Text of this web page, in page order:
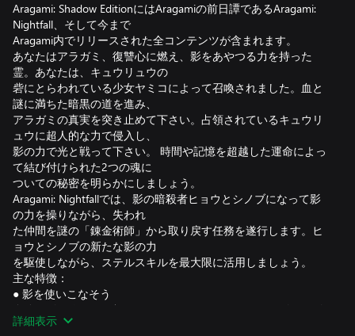
Aragami: Shadow EditionにはAragamiの前日譚であるAragami:
Nightfall、そして今まで
Aragami内でリリースされた全コンテンツが含まれます。
あなたはアラガミ、復讐心に燃え、影をあやつる力を持った
霊。あなたは、キュウリュウの
砦にとらわれている少女ヤミコによって召喚されました。血と
謎に満ちた暗黒の道を進み、
アラガミの真実を突き止めて下さい。占領されているキュウリ
ュウに超人的な力で侵入し、
影の力で光と戦って下さい。 時間や記憶を超越した運命によっ
て結び付けられた2つの魂に
ついての秘密を明らかにしましょう。
Aragami: Nightfallでは、影の暗殺者ヒョウとシノブになって影
の力を操りながら、失われ
た仲間を謎の「錬金術師」から取り戻す任務を遂行します。ヒ
ョウとシノブの新たな影の力
を駆使しながら、ステルスキルを最大限に活用しましょう。
主な特徴：
● 影を使いこなそう
自分の影を作って、敵に見つからないようにします。影から影
へ瞬間移動しながら、標的を
詳細表示